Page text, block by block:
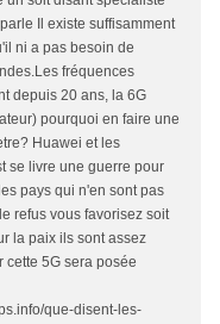
Il existe suffisamment
ni a pas besoin de
fréquences
depuis 20 ans, la 6G
pourquoi en faire une
Huawei et les
se livre une guerre pour
pays qui n'en sont pas
refus vous favorisez soit
la paix ils sont assez
5G sera posée
que-disent-les-